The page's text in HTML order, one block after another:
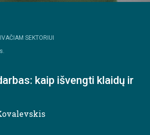
SEKTORIUI
kaip išvengti klaidų ir